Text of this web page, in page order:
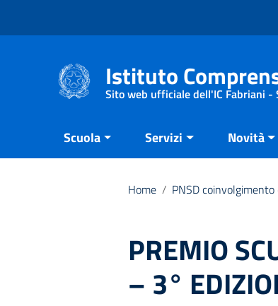
Istituto
Sito web ufficiale dell'IC Fabriani -
Scuola Servizi Novità
Home / PNSD
PREMIO
– 3°